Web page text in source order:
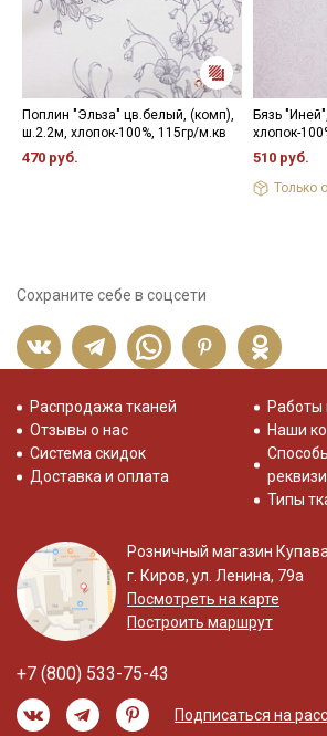
Поплин "Эльза" цв.белый, (комп),
ш.2.2м, хлопок-100%, 115гр/м.кв
470 руб.
Бязь
хлопок-
510 руб.
Только
Сохраните себе в соцсети
Распродажа тканей
Отзывы о нас
Система скидок
Доставка и оплата
Работы
Наши
Типы
Розничный магазин Купава
г. Киров, ул. Ленина, 79а
Посмотреть на карте
Построить маршрут
+7 (800) 533-75-43
Подписаться на